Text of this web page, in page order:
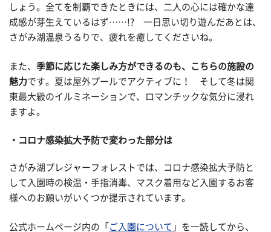
しょう。全てを制覇できたときには、二人の心には確かな達
成感が芽生えているはず……!? 一日思い切り遊んだあとは、
さがみ湖温泉うるりで、疲れを癒してくださいね。
また、 季節に応じた楽しみ方ができるのも、こちらの施設の
魅力です。夏は屋外プールでアクティブに！ そして冬は関
東最大級のイルミネーションで、ロマンチックな気分に浸れ
ますよ。
コロナ感染拡大予防で変わった部分は
さがみ湖プレジャーフォレストでは、コロナ感染拡大予防と
して入園時の検温・手指消毒、マスク着用など入園するお客
様へのお願いがいくつか提示されています。
公式ホームページ内の「 ご入園について 」を一読してから、